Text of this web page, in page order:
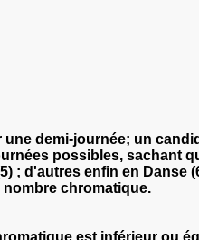
demi-journée; un
possibles, sachant
; d'autres enfin en Danse
chromatique.
est inférieur ou